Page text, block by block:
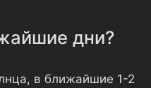
дни?
в ближайшие 1-2